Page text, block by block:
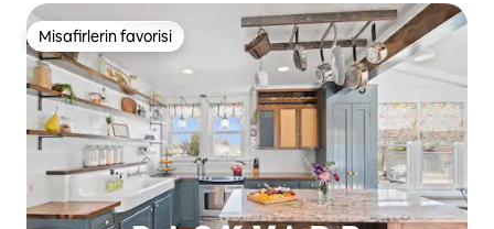
Misafirlerin favorisi
Misafirlerin favorisi